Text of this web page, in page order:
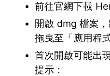
前往官網下載
開啟 dmg 檔案
拖曳至「應用程
首次開啟可能出
提示：